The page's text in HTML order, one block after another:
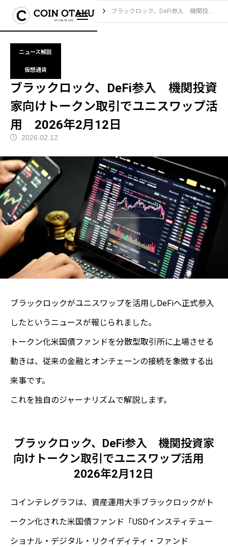
ブログ ニュース解説 ブラックロック、DeFi参入 機関投資家向けトークン取引でユニスワップ活用 2026年2月12日
ニュース解説
仮想通貨
ブラックロック、DeFi参入 機関投資
家向けトークン取引でユニスワップ活
用 2026年2月12日
2026.02.12
ブラックロックがユニスワップを活用しDeFiへ正式参入
したというニュースが報じられました。
トークン化米国債ファンドを分散型取引所に上場させる
動きは、従来の金融とオンチェーンの接続を象徴する出
来事です。
これを独自のジャーナリズムで解説します。
ブラックロック、DeFi参入 機関投資家
向けトークン取引でユニスワップ活用
2026年2月12日
コインテレグラフは、資産運用大手ブラックロックがト
ークン化された米国債ファンド「USDインスティテュー
ショナル・デジタル・リクイディティ・ファンド